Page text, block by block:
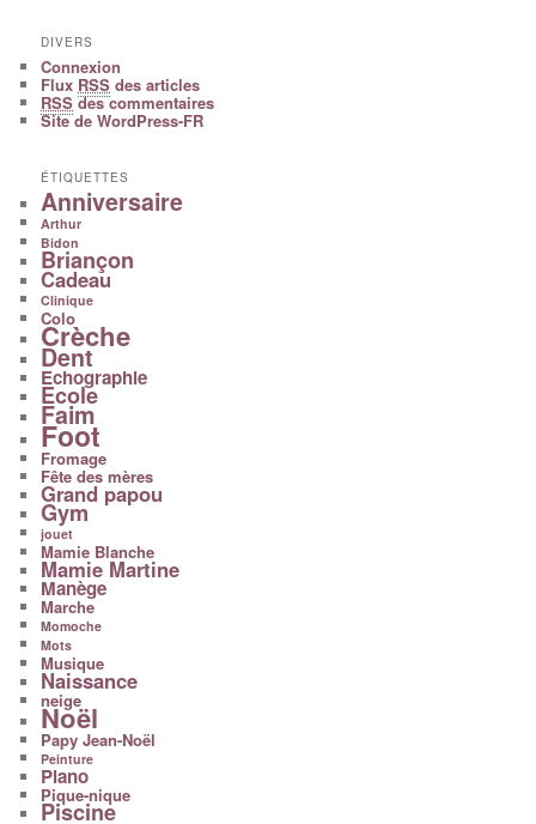
DIVERS
Connexion
Flux RSS des articles
RSS des commentaires
Site de WordPress-FR
ÉTIQUETTES
Anniversaire
Arthur
Bidon
Briançon
Cadeau
Clinique
Colo
Crèche
Dent
Echographie
Ecole
Faim
Foot
Fromage
Fête des mères
Grand papou
Gym
jouet
Mamie Blanche
Mamie Martine
Manège
Marche
Momoche
Mots
Musique
Naissance
neige
Noël
Papy Jean-Noël
Peinture
Piano
Pique-nique
Piscine